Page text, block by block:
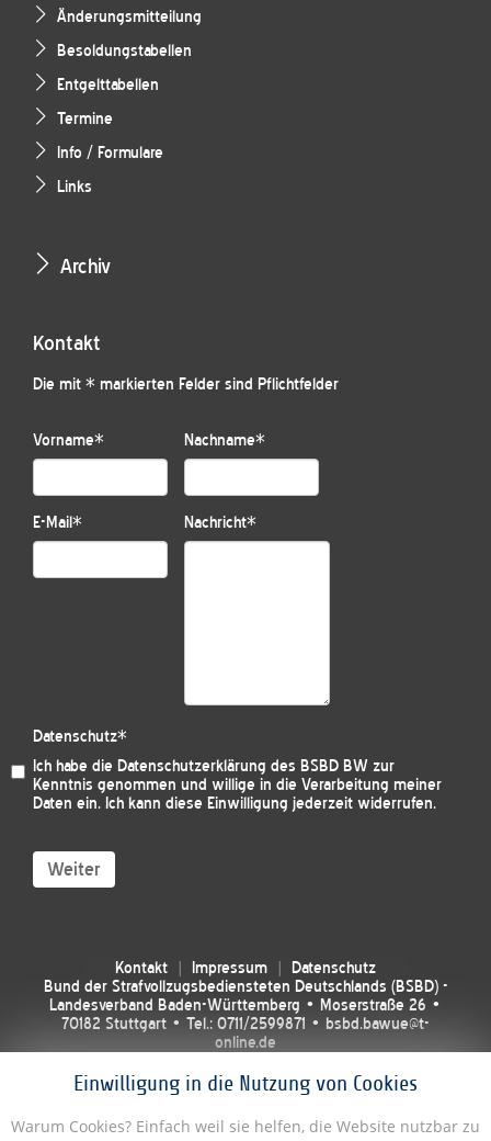
Einwilligung in die Nutzung von Cookies
Warum Cookies? Einfach weil sie helfen, die Website nutzbar zu
Änderungsmitteilung
Besoldungstabellen
Entgelttabellen
Termine
Info / Formulare
Links
Archiv
Kontakt
Die mit * markierten Felder sind Pflichtfelder
Vorname* Nachname*
E-Mail* Nachricht*
Datenschutz*
Ich habe die Datenschutzerklärung des BSBD BW zur
Kenntnis genommen und willige in die Verarbeitung meiner
Daten ein. Ich kann diese Einwilligung jederzeit widerrufen.
Weiter
Kontakt Impressum
Datenschutz
Bund der Strafvollzugsbediensteten Deutschlands (BSBD) -
Landesverband Baden-Württemberg • Moserstraße 26 •
70182 Stuttgart • Tel.: 0711/2599871 • bsbd.bawue@t-
online.de